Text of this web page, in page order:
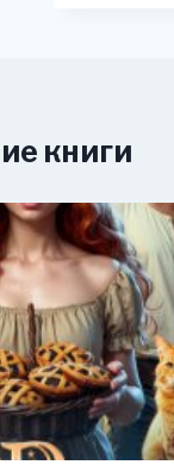
книги